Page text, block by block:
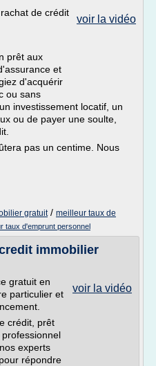
voir la vidéo
de crédit
prêt aux
et
d'acquérir
ou sans
investissement locatif, un
ou de payer une soulte,
pas un centime. Nous
gratuit/ meilleur taux de
taux d'emprunt personnel
immobilier
voir la vidéo
gratuit en
particulier et
crédit, prêt
experts
répondre